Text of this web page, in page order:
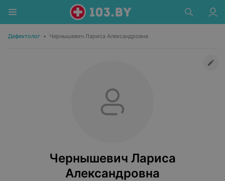
Дефектолог • Чернышевич Лариса Александровна
Чернышевич Лариса
Александровна